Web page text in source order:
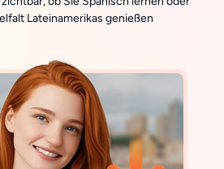
Lateinamerikas genießen